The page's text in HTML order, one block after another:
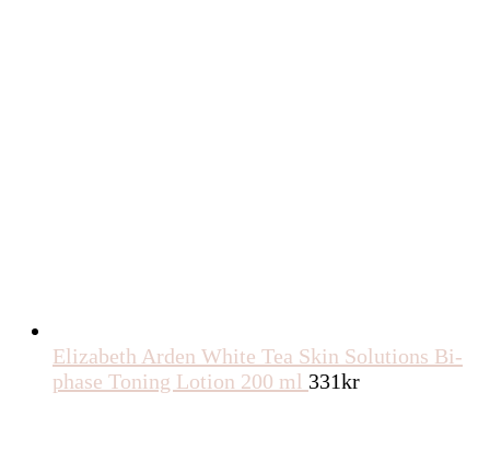
Elizabeth Arden White Tea Skin Solutions Bi-
phase Toning Lotion 200 ml 331kr